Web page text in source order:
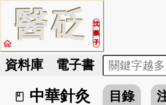
醫砭
沈
藥
子
home
資料庫 電子書
book_2
中華針灸 目錄